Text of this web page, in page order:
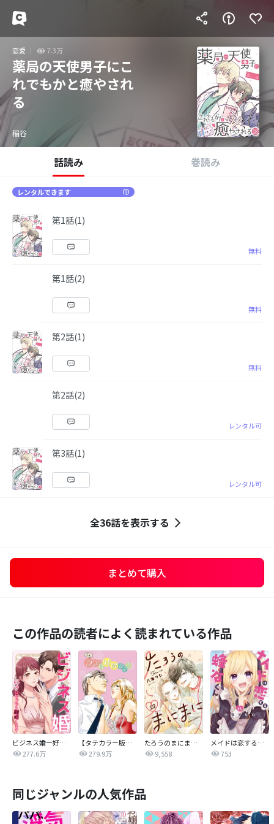
恋愛 7.3万
薬局の天使男子にこ
れでもかと癒やされ
る
稲谷
話読み 巻読み
レンタルできます
第1話(1)
無料
第1話(2)
無料
第2話(1)
無料
第2話(2)
レンタル可
第3話(1)
レンタル可
全36話を表示する
まとめて購入
この作品の読者によく読まれている作品
ビジネス婚ー好きになったら離婚しますー
277.6万
【タテカラー版】さぁ、ラブの時間です！
279.9万
たろうのまにまに【単話】
9,558
メイドは恋する蜂谷くん【マイクロ】
753
同じジャンルの人気作品